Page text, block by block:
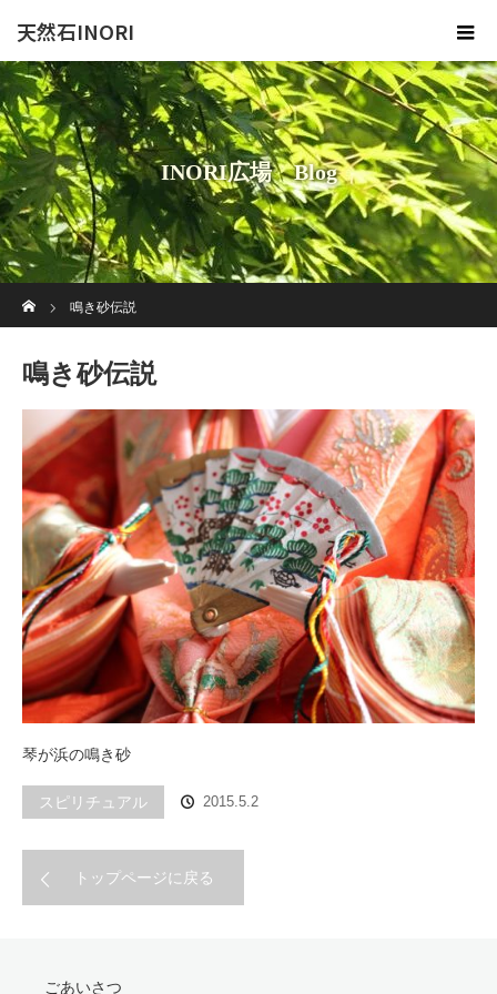
天然石INORI
INORI広場 Blog
鳴き砂伝説
鳴き砂伝説
琴が浜の鳴き砂
スピリチュアル 2015.5.2
トップページに戻る
ごあいさつ